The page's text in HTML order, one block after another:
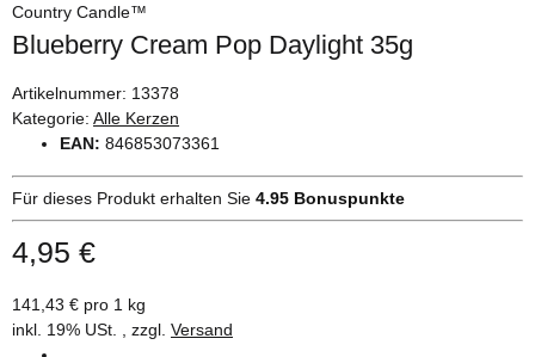
Country Candle™
Blueberry Cream Pop Daylight 35g
Artikelnummer: 13378
Kategorie: Alle Kerzen
EAN: 846853073361
Für dieses Produkt erhalten Sie 4.95 Bonuspunkte
4,95 €
141,43 € pro 1 kg
inkl. 19% USt. , zzgl. Versand